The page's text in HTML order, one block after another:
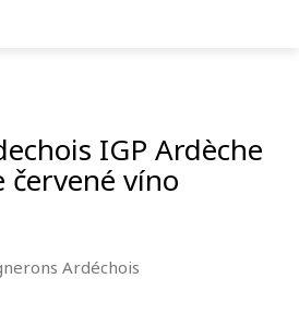
IGP Ardèche
červené víno
Ardéchois